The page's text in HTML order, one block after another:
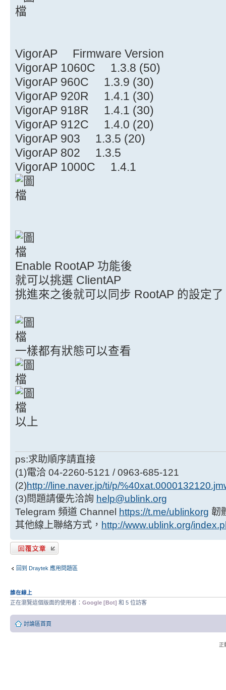
VigorAP Firmware Version
VigorAP 1060C 1.3.8 (50)
VigorAP 960C 1.3.9 (30)
VigorAP 920R 1.4.1 (30)
VigorAP 918R 1.4.1 (30)
VigorAP 912C 1.4.0 (20)
VigorAP 903 1.3.5 (20)
VigorAP 802 1.3.5
VigorAP 1000C 1.4.1
Enable RootAP 功能後
就可以挑選 ClientAP
挑進來之後就可以同步 RootAP 的設定了
一樣都有狀態可以查看
以上
ps:求助順序請直接
(1)電洽 04-2260-5121 / 0963-685-121
(2)http://line.naver.jp/ti/p/
(3)問題請優先洽詢 help@ublink.org
Telegram 頻道 Channel
https://t.me/ublinkorg 韌
其他線上聯絡方式， http://www.ublink.org/
發表回覆
回到 Draytek 應用問題區
誰在線上
正在瀏覽這個版面的使用者： Google [Bot] 和 5 位訪客
討論區首頁
正